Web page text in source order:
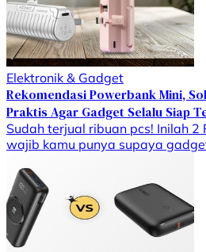
Elektronik & Gadget
Rekomendasi Powerbank Mini,
Praktis Agar Gadget Selalu Siap
Sudah terjual ribuan pcs! Inilah 2
wajib kamu punya supaya